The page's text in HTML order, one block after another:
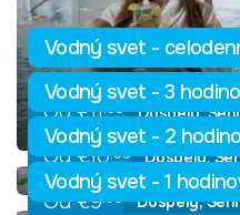
Vodný svet -
Od €11.90 Dospelý,
Vodný svet - 3
Od €10.90 Dospelý,
Vodný svet - 2
Od €9.90 Dospelý,
Vodný svet - 1